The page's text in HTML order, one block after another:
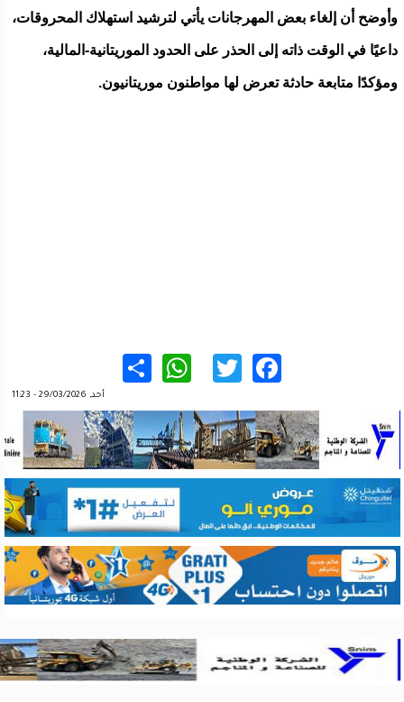
وأوضح أن إلغاء بعض المهرجانات يأتي لترشيد استهلاك المحروقات،
داعيًا في الوقت ذاته إلى الحذر على الحدود الموريتانية-المالية،
ومؤكدًا متابعة حادثة تعرض لها مواطنون موريتانيون.
Facebook
Twitter
WhatsApp
أحد, 29/03/2026 - 11:23